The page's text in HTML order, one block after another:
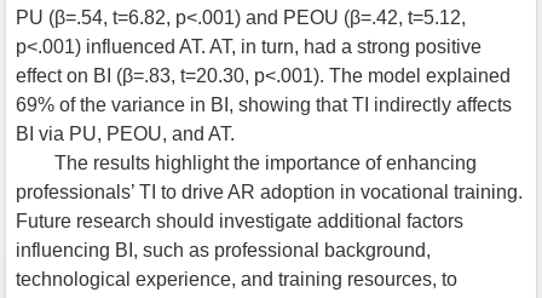
PU (β=.54, t=6.82, p<.001) and PEOU (β=.42, t=5.12,
p<.001) influenced AT. AT, in turn, had a strong positive
effect on BI (β=.83, t=20.30, p<.001). The model explained
69% of the variance in BI, showing that TI indirectly affects
BI via PU, PEOU, and AT.
The results highlight the importance of enhancing
professionals’ TI to drive AR adoption in vocational training.
Future research should investigate additional factors
influencing BI, such as professional background,
technological experience, and training resources, to